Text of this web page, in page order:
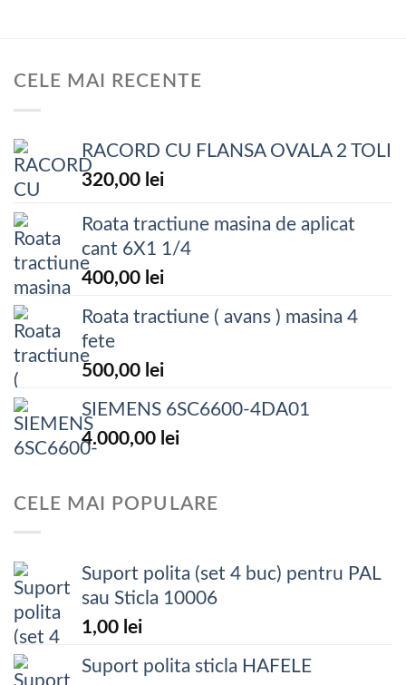
CELE MAI RECENTE
RACORD CU FLANSA OVALA 2 TOLI
320,00 lei
Roata tractiune masina de aplicat
cant 6X1 1/4
400,00 lei
Roata tractiune ( avans ) masina 4
fete
500,00 lei
SIEMENS 6SC6600-4DA01
4.000,00 lei
CELE MAI POPULARE
Suport polita (set 4 buc) pentru PAL
sau Sticla 10006
1,00 lei
Suport polita sticla HAFELE